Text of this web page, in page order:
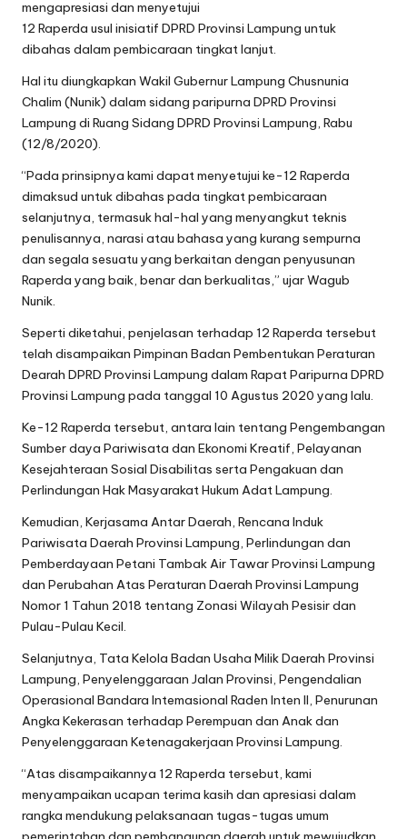
mengapresiasi dan menyetujui
12 Raperda usul inisiatif DPRD Provinsi Lampung untuk
dibahas dalam pembicaraan tingkat lanjut.
Hal itu diungkapkan Wakil Gubernur Lampung Chusnunia
Chalim (Nunik) dalam sidang paripurna DPRD Provinsi
Lampung di Ruang Sidang DPRD Provinsi Lampung, Rabu
(12/8/2020).
“Pada prinsipnya kami dapat menyetujui ke-12 Raperda
dimaksud untuk dibahas pada tingkat pembicaraan
selanjutnya, termasuk hal-hal yang menyangkut teknis
penulisannya, narasi atau bahasa yang kurang sempurna
dan segala sesuatu yang berkaitan dengan penyusunan
Raperda yang baik, benar dan berkualitas,” ujar Wagub
Nunik.
Seperti diketahui, penjelasan terhadap 12 Raperda tersebut
telah disampaikan Pimpinan Badan Pembentukan Peraturan
Dearah DPRD Provinsi Lampung dalam Rapat Paripurna DPRD
Provinsi Lampung pada tanggal 10 Agustus 2020 yang lalu.
Ke-12 Raperda tersebut, antara lain tentang Pengembangan
Sumber daya Pariwisata dan Ekonomi Kreatif, Pelayanan
Kesejahteraan Sosial Disabilitas serta Pengakuan dan
Perlindungan Hak Masyarakat Hukum Adat Lampung.
Kemudian, Kerjasama Antar Daerah, Rencana Induk
Pariwisata Daerah Provinsi Lampung, Perlindungan dan
Pemberdayaan Petani Tambak Air Tawar Provinsi Lampung
dan Perubahan Atas Peraturan Daerah Provinsi Lampung
Nomor 1 Tahun 2018 tentang Zonasi Wilayah Pesisir dan
Pulau-Pulau Kecil.
Selanjutnya, Tata Kelola Badan Usaha Milik Daerah Provinsi
Lampung, Penyelenggaraan Jalan Provinsi, Pengendalian
Operasional Bandara Intemasional Raden Inten II, Penurunan
Angka Kekerasan terhadap Perempuan dan Anak dan
Penyelenggaraan Ketenagakerjaan Provinsi Lampung.
“Atas disampaikannya 12 Raperda tersebut, kami
menyampaikan ucapan terima kasih dan apresiasi dalam
rangka mendukung pelaksanaan tugas-tugas umum